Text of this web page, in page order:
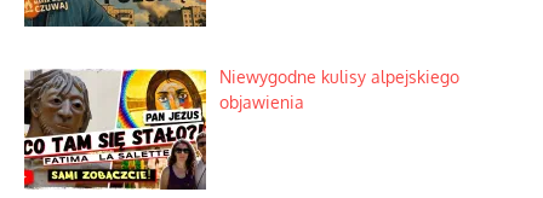
Niewygodne kulisy alpejskiego
objawienia